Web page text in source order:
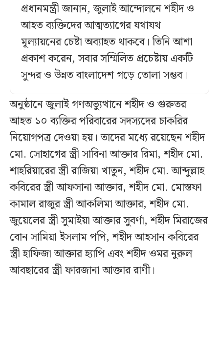
প্রধানমন্ত্রী জানান, জুলাই আন্দোলনে শহীদ ও
আহত ব্যক্তিদের আত্মত্যাগের যথাযথ
মূল্যায়নের চেষ্টা অব্যাহত থাকবে। তিনি আশা
প্রকাশ করেন, সবার সম্মিলিত প্রচেষ্টায় একটি
সুন্দর ও উন্নত বাংলাদেশ গড়ে তোলা সম্ভব।
অনুষ্ঠানে জুলাই গণঅভ্যুত্থানে শহীদ ও গুরুতর
আহত ১০ ব্যক্তির পরিবারের সদস্যদের চাকরির
নিয়োগপত্র দেওয়া হয়। তাদের মধ্যে রয়েছেন শহীদ
মো. সোহাগের স্ত্রী সাবিনা আক্তার রিমা, শহীদ মো.
শাহরিয়ারের স্ত্রী রাজিয়া খাতুন, শহীদ মো. আব্দুল্লাহ
কবিরের স্ত্রী আফসানা আক্তার, শহীদ মো. মোস্তফা
কামাল রাজুর স্ত্রী আকলিমা আক্তার, শহীদ মো.
জুয়েলের স্ত্রী সুমাইয়া আক্তার সুবর্ণা, শহীদ মিরাজের
বোন সামিয়া ইসলাম পপি, শহীদ আহসান কবিরের
স্ত্রী হাফিজা আক্তার হ্যাপি এবং শহীদ ওমর নুরুল
আবছারের স্ত্রী ফারজানা আক্তার রাণী।